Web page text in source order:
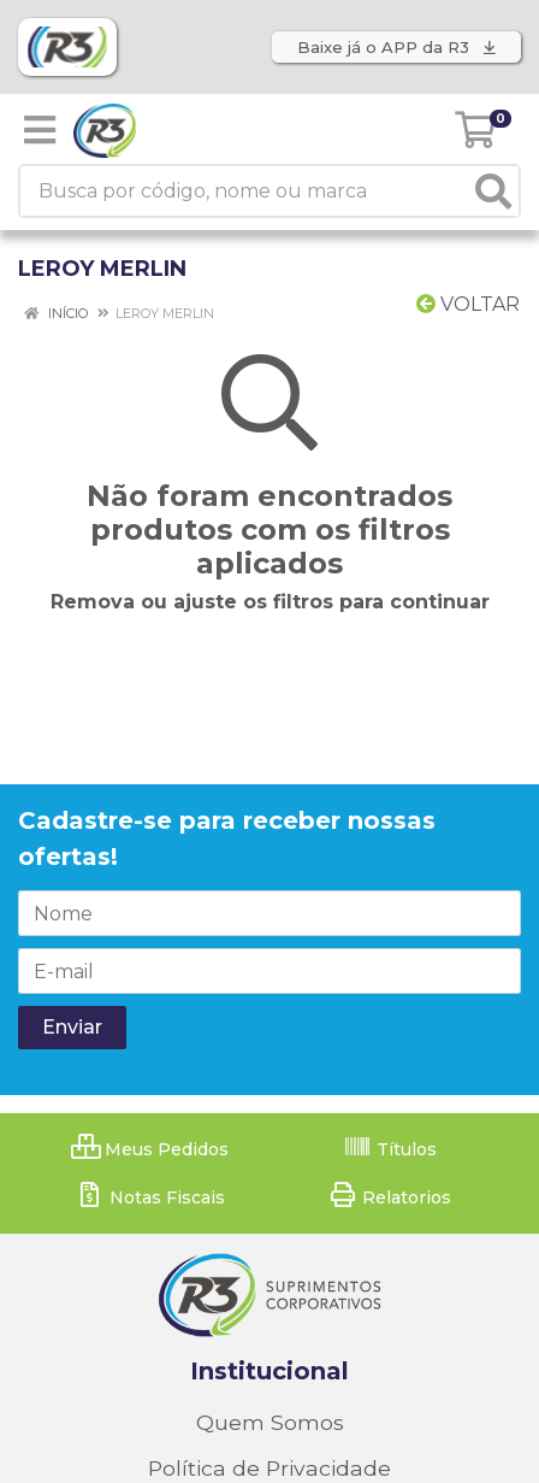
Baixe já o APP da R3
0
LEROY MERLIN
VOLTAR
INÍCIO LEROY MERLIN
Não foram encontrados
produtos com os filtros
aplicados
Remova ou ajuste os filtros para continuar
Cadastre-se para receber nossas
ofertas!
Meus Pedidos Títulos
Notas Fiscais Relatorios
Institucional
Quem Somos
Política de Privacidade